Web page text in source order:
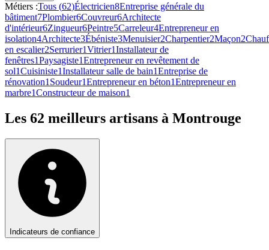
Métiers :Tous (62)Électricien8Entreprise générale du
bâtiment7Plombier6Couvreur6Architecte
d'intérieur6Zingueur6Peintre5Carreleur4Entrepreneur en
isolation4Architecte3Ébéniste3Menuisier2Charpentier2Maçon2
en escalier2Serrurier1Vitrier1Installateur de
fenêtres1Paysagiste1Entrepreneur en revêtement de
sol1Cuisiniste1Installateur salle de bain1Entreprise de
rénovation1 Soudeur1Entrepreneur en béton1Entrepreneur en
marbre1Constructeur de maison1
Les 62 meilleurs artisans à Montrouge
Indicateurs de confiance